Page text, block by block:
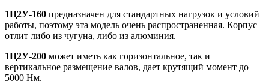
1Ц2У-160 предназначен для стандартных нагрузок и условий
работы, поэтому эта модель очень распространенная. Корпус
отлит либо из чугуна, либо из алюминия.
1Ц2У-200 может иметь как горизонтальное, так и
вертикальное размещение валов, дает крутящий момент до
5000 Нм.